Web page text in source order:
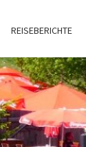
REISEBERICHTE